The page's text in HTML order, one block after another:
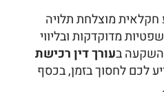
מוצלחת תלויה
מדוקדקות ובליווי
השקעה בעורך דין רכישת
לכם לחסוך בזמן, בכסף